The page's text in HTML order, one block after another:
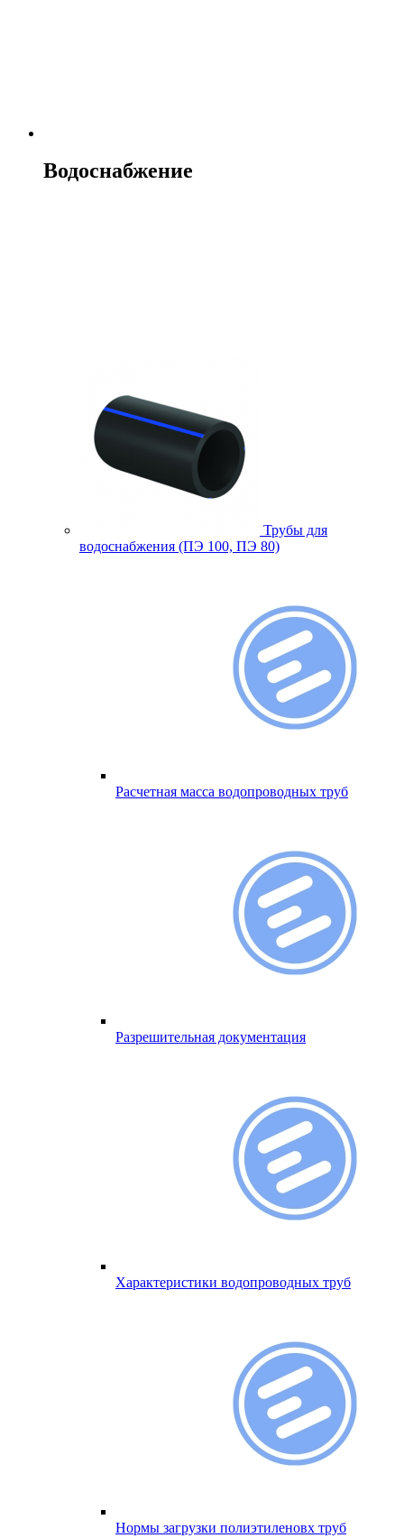
Водоснабжение
Трубы для
водоснабжения (ПЭ 100, ПЭ 80)
Расчетная масса водопроводных труб
Разрешительная документация
Характеристики водопроводных труб
Нормы загрузки полиэтиленовх труб